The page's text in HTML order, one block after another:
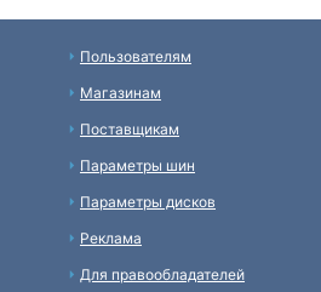
Пользователям
Магазинам
Поставщикам
Параметры шин
Параметры дисков
Реклама
Для правообладателей